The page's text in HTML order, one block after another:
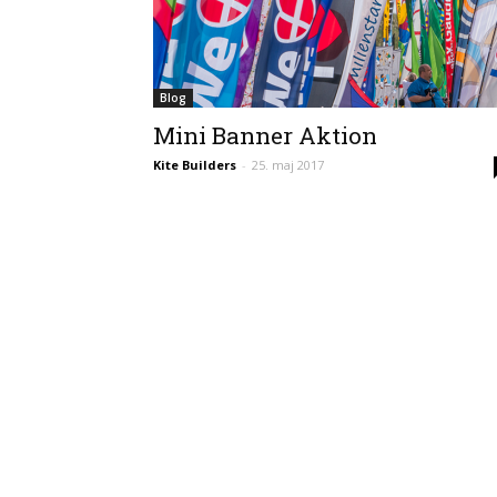
Blog
Mini Banner Aktion
Kite Builders - 25. maj 2017